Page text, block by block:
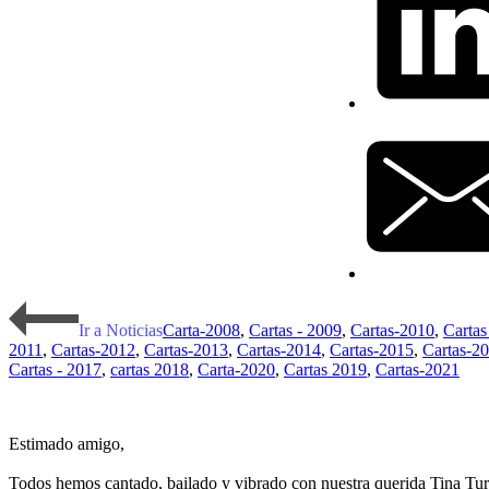
Ir a NoticiasCarta-2008, Cartas - 2009, Cartas-2010,
2011, Cartas-2012, Cartas-2013, Cartas-2014, Cartas-2015, Cartas-
Cartas - 2017, cartas 2018, Carta-2020, Cartas 2019, Cartas-2021
Estimado amigo,
Todos hemos cantado, bailado y vibrado con nuestra querida Tina